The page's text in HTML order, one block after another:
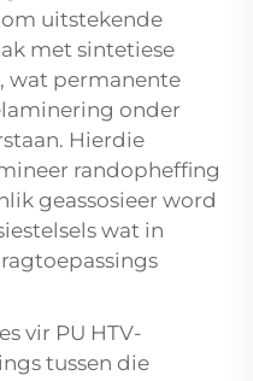
uitstekende
met sintetiese
wat permanente
onder
Hierdie
randopheffing
geassosieer word
wat in
vir PU HTV-
tussen die